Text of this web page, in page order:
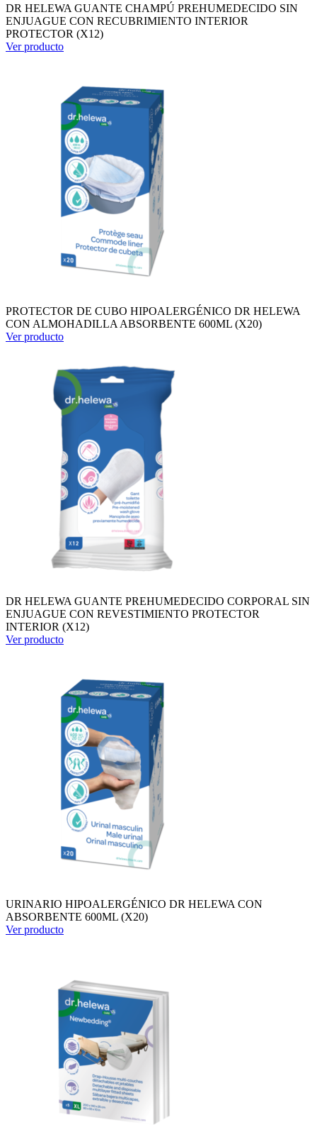
DR HELEWA GUANTE CHAMPÚ PREHUMEDECIDO SIN
ENJUAGUE CON RECUBRIMIENTO INTERIOR
PROTECTOR (X12)
Ver producto
PROTECTOR DE CUBO HIPOALERGÉNICO DR HELEWA
CON ALMOHADILLA ABSORBENTE 600ML (X20)
Ver producto
DR HELEWA GUANTE PREHUMEDECIDO CORPORAL SIN
ENJUAGUE CON REVESTIMIENTO PROTECTOR
INTERIOR (X12)
Ver producto
URINARIO HIPOALERGÉNICO DR HELEWA CON
ABSORBENTE 600ML (X20)
Ver producto